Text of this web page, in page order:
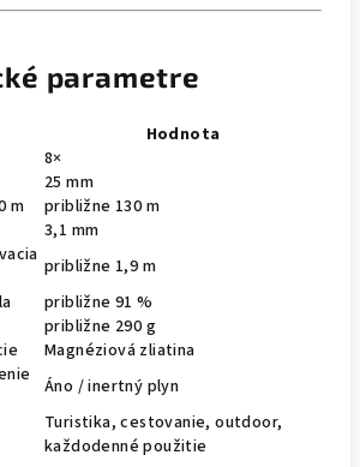
parametre
Hodnota
8×
25 mm
m
približne 130 m
3,1 mm
približne 1,9 m
približne 91 %
približne 290 g
Magnéziová zliatina
Áno / inertný plyn
Turistika, cestovanie, outdoor,
každodenné použitie